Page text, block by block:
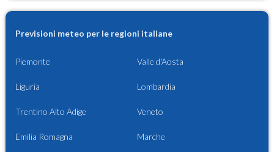
Previsioni meteo per le regioni italiane
Piemonte Valle d'Aosta
Liguria Lombardia
Trentino Alto Adige Veneto
Emilia Romagna Marche